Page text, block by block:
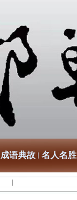
成语典故 名人名胜